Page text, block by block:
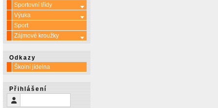
Sportovní třídy
Více o: Sportovní třídy
Výuka Více o: Výuka
Sport
Zájmové kroužky
Více o: Zájmové kroužky
Odkazy
Školní jídelna
Přihlášení